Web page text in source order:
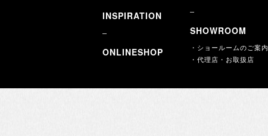
INSPIRATION
ONLINESHOP
SHOWROOM
・ショールームのご案内
・代理店・お取扱店